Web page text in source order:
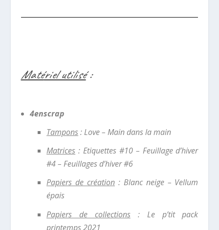
Matériel utilisé:
4enscrap
Tampons: Love – Main dans la main
Matrices : Etiquettes #10 – Feuillage d’hiver
#4 – Feuillages d’hiver #6
Papiers de création: Blanc neige – Vellum
épais
Papiers de collections: Le p’tit pack
printemps 2021